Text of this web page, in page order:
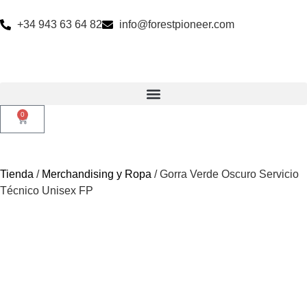
+34 943 63 64 82 info@forestpioneer.com
0
Tienda / Merchandising y Ropa / Gorra Verde Oscuro Servicio
Técnico Unisex FP